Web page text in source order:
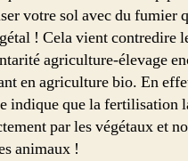
votre sol avec du fumier
! Cela vient contredire
agriculture-élevage
en agriculture bio. En
indique que la fertilisation
par les végétaux et
animaux !